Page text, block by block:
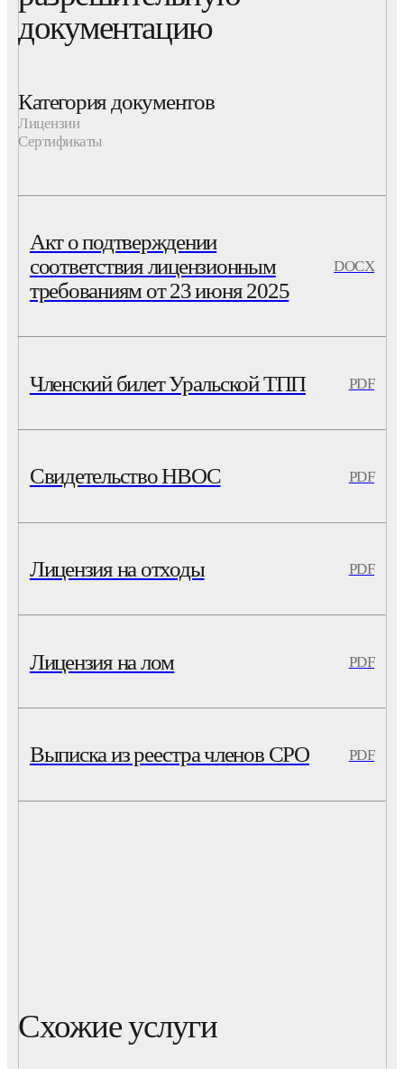
документацию
Категория документов
Лицензии
Сертификаты
Акт о подтверждении
соответствия лицензионным
требованиям от 23 июня 2025
DOCX
Членский билет Уральской ТПП PDF
Свидетельство НВОС PDF
Лицензия на отходы PDF
Лицензия на лом PDF
Выписка из реестра членов СРО PDF
Схожие услуги